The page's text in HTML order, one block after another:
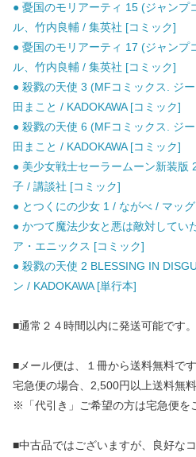
● 憂国のモリアーティ 15 (ジャンプ
ル、竹内良輔 / 集英社 [コミック]
● 憂国のモリアーティ 17 (ジャンプ
ル、竹内良輔 / 集英社 [コミック]
● 殺戮の天使 3 (MFコミックス. ジ
田まこと / KADOKAWA [コミック]
● 殺戮の天使 6 (MFコミックス. ジ
田まこと / KADOKAWA [コミック]
● 美少女戦士セーラームーン新装版
子 / 講談社 [コミック]
● とつくにの少女 1 / ながべ / マッ
● かつて魔法少女と悪は敵対してい
ア・エニックス [コミック]
● 殺戮の天使 2 BLESSING IN
ン / KADOKAWA [単行本]
■通常２４時間以内に発送可能です。
■メール便は、１冊から送料無料です
宅急便の場合、2,500円以上送料無料
※「代引き」ご希望の方は宅急便を
■中古品ではございますが、良好な